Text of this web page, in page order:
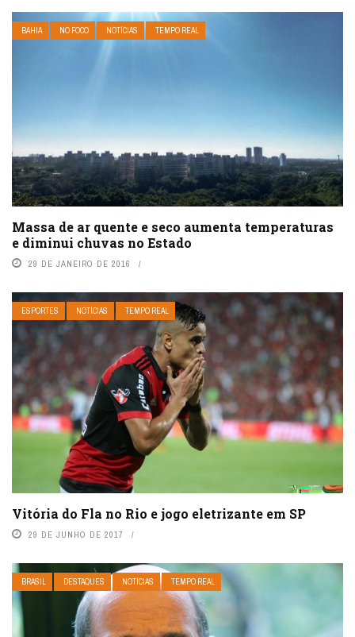
BAHIA NO FOCO NOTÍCIAS TEMPO REAL
Massa de ar quente e seco aumenta temperaturas
e diminui chuvas no Estado
29 DE JANEIRO DE 2016
ESPORTES NOTÍCIAS TEMPO REAL
Vitória do Fla no Rio e jogo eletrizante em SP
29 DE JUNHO DE 2017
BRASIL DESTAQUES NOTÍCIAS TEMPO REAL